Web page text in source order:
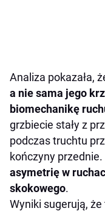
Analiza pokazała,
a nie sama jego
biomechanikę
grzbiecie stały z
podczas truchtu
kończyny
asymetrię w
skokowego.
Wyniki sugerują,